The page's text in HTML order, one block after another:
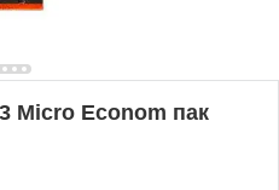
Micro Econom пак